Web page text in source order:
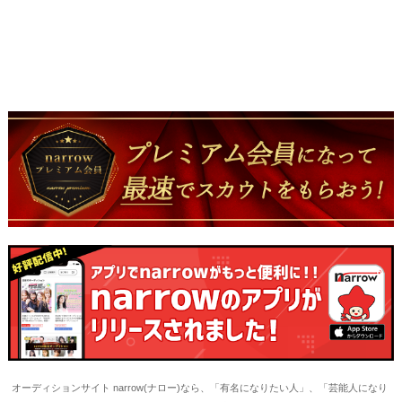
オーディションサイト narrow(ナロー)なら、「有名になりたい人」、「芸能人になり